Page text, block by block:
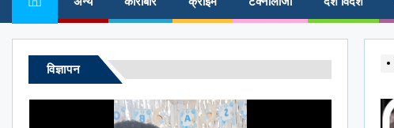
विज्ञापन